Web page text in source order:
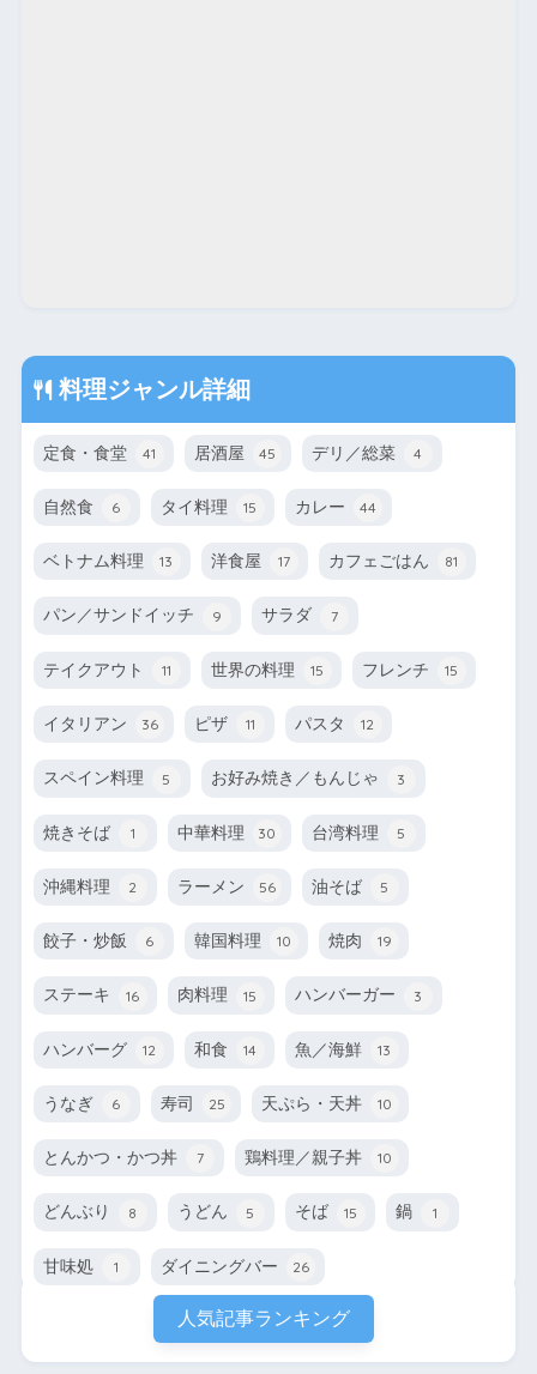
料理ジャンル詳細
定食・食堂 41 居酒屋 45 デリ／総菜 4
自然食 6 タイ料理 15 カレー 44
ベトナム料理 13 洋食屋 17 カフェごはん 81
パン／サンドイッチ 9 サラダ 7
テイクアウト 11 世界の料理 15 フレンチ 15
イタリアン 36 ピザ 11 パスタ 12
スペイン料理 5 お好み焼き／もんじゃ 3
焼きそば 1 中華料理 30 台湾料理 5
沖縄料理 2 ラーメン 56 油そば 5
餃子・炒飯 6 韓国料理 10 焼肉 19
ステーキ 16 肉料理 15 ハンバーガー 3
ハンバーグ 12 和食 14 魚／海鮮 13
うなぎ 6 寿司 25 天ぷら・天丼 10
とんかつ・かつ丼 7 鶏料理／親子丼 10
どんぶり 8 うどん 5 そば 15 鍋 1
甘味処 1 ダイニングバー 26
人気記事ランキング